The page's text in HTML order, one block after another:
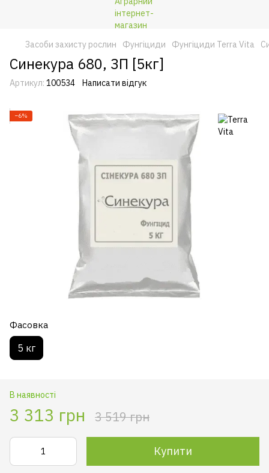
Засоби захисту рослин Фунгіциди Фунгіциди Terra Vita
Синекура 680, ЗП [5кг]
Артикул: 100534 Написати відгук
−6%
Фасовка
5 кг
В наявності
3 313 грн 3 519 грн
Купити